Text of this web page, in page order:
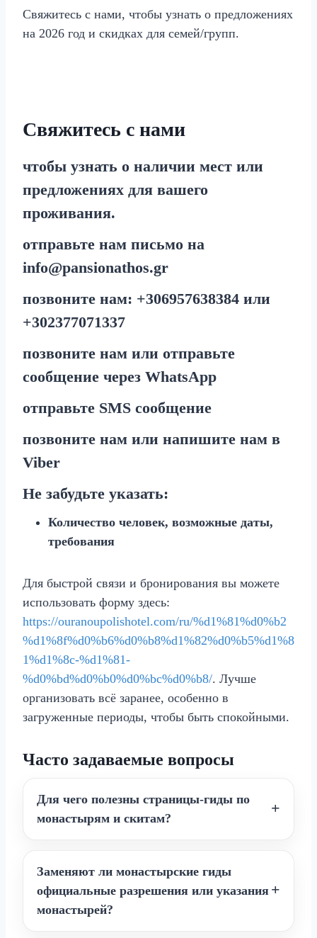
Свяжитесь с нами, чтобы узнать о предложениях
на 2026 год и скидках для семей/групп.
Свяжитесь с нами
чтобы узнать о наличии мест или
предложениях для вашего
проживания.
отправьте нам письмо на
info@pansionathos.gr
позвоните нам: +306957638384 или
+302377071337
позвоните нам или отправьте
сообщение через WhatsApp
отправьте SMS сообщение
позвоните нам или напишите нам в
Viber
Не забудьте указать:
Количество человек, возможные даты,
требования
Для быстрой связи и бронирования вы можете
использовать форму здесь:
https://ouranoupolishotel.com/ru/%d1%81%d0%b2
%d1%8f%d0%b6%d0%b8%d1%82%d0%b5%d1%8
1%d1%8c-%d1%81-
%d0%bd%d0%b0%d0%bc%d0%b8/. Лучше
организовать всё заранее, особенно в
загруженные периоды, чтобы быть спокойными.
Часто задаваемые вопросы
Для чего полезны страницы-гиды по
монастырям и скитам?
Заменяют ли монастырские гиды
официальные разрешения или указания
монастырей?